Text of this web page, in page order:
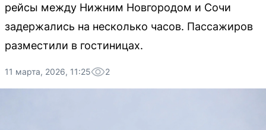
рейсы между Нижним Новгородом и Сочи
задержались на несколько часов. Пассажиров
разместили в гостиницах.
11 марта, 2026, 11:25 2